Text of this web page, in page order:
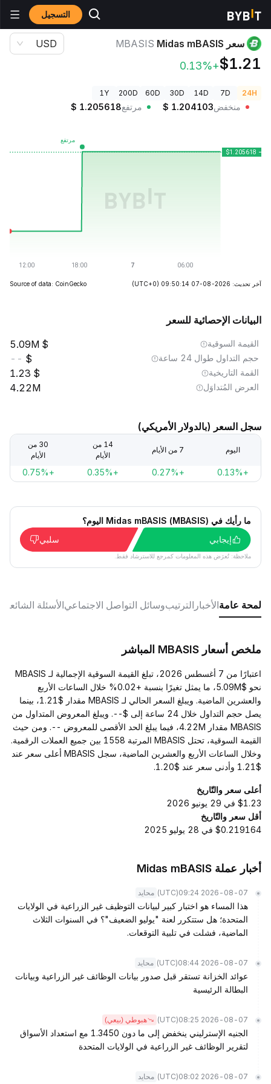
التسجيل أسعار العملات الرقمية
سعر Midas mBASIS MBASIS
$1.21
+0.13%
USD
24H
7D
14D
30D
60D
200D
1Y
منخفض $ 1.204103 مرتفع $ 1.205618
آخر تحديث: 2026-08-07 09:50:14 (UTC+0)
Source of data: CoinGecko
البيانات الإحصائية للسعر
القيمة السوقية 5.09M
حجم التداول طوال 24 ساعة --
القمة التاريخية 1.23
العرض المُتداوَل 4.22M
سجل السعر (بالدولار الأمريكي)
اليوم 7 من الأيام
14 من
الأيام
30 من
الأيام
+0.13%
+0.27%
+0.35%
+0.75%
ما رأيك في Midas mBASIS (MBASIS) اليوم؟
إيجابي
سلبي
ملاحظة: تُعرَض هذه المعلومات كمرجع للاسترشاد فقط.
لمحة عامةالأخبار الترتيبوسائل التواصل الاجتماعيالأسئلة الشائعة
ملخص أسعار MBASIS المباشر
اعتبارًا من 7 أغسطس 2026، تبلغ القيمة السوقية الإجمالية لـ MBASIS
نحو $5.09M، ما يمثل تغيرًا بنسبة +0.02% خلال الساعات الأربع
والعشرين الماضية. ويبلغ السعر الحالي لـ MBASIS مقدار $1.21، بينما
يصل حجم التداول خلال 24 ساعة إلى $--. ويبلغ المعروض المتداول من
MBASIS مقدار 4.22M، فيما يبلغ الحد الأقصى للمعروض --. ومن حيث
القيمة السوقية، تحتل MBASIS المرتبة 1558 بين جميع العملات الرقمية.
وخلال الساعات الأربع والعشرين الماضية، سجل MBASIS أعلى سعر عند
$1.21 وأدنى سعر عند $1.20.
أعلى سعر والتّاريخ
$1.23 في 29 يونيو 2026
أقل سعر والتّاريخ
$0.219164 في 28 يوليو 2025
أخبار عملة Midas mBASIS
2026-08-07 09:24
(UTC) محايد
هذا المساء هو اختبار كبير لبيانات التوظيف غير الزراعية في الولايات
المتحدة؛ هل ستتكرر لعنة "يوليو الضعيف"؟ في السنوات الثلاث
الماضية، فشلت في تلبية التوقعات.
2026-08-07 08:44
(UTC) محايد
عوائد الخزانة تستقر قبل صدور بيانات الوظائف غير الزراعية وبيانات
البطالة الرئيسية
2026-08-07 08:25
(UTC) هبوطي (بيعي)
الجنيه الإسترليني ينخفض إلى ما دون 1.3450 مع استعداد الأسواق
لتقرير الوظائف غير الزراعية في الولايات المتحدة
2026-08-07 08:02
(UTC) محايد